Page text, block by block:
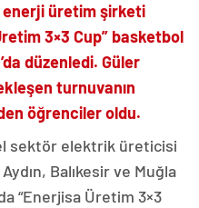
enerji üretim şirketi
3×3 Cup” basketbol
düzenledi. Güler
turnuvanın
öğrenciler oldu.
sektör elektrik üreticisi
Balıkesir ve Muğla
“Enerjisa Üretim 3×3